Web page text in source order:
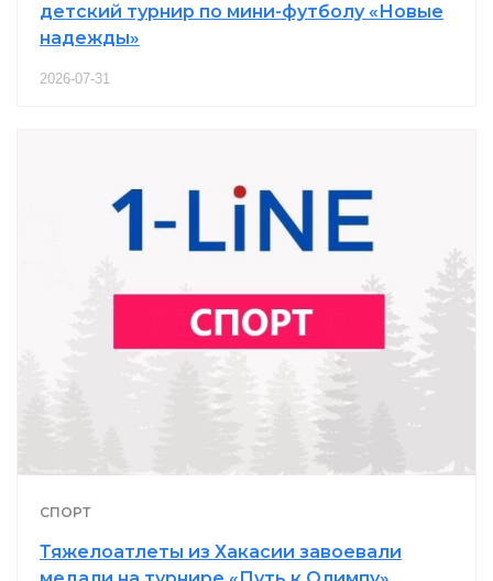
детский турнир по мини-футболу «Новые
надежды»
2026-07-31
СПОРТ
Тяжелоатлеты из Хакасии завоевали